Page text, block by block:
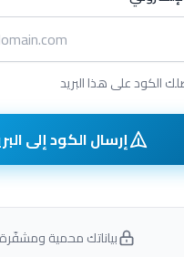
الكود على هذا البريد
إرسال الكود إلى
بياناتك محمية ومشفّرة